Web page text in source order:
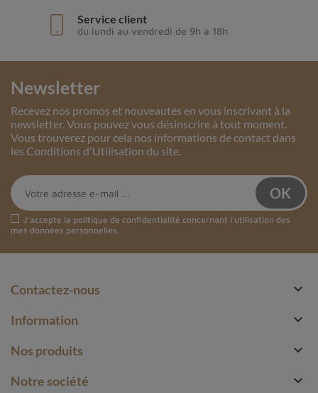
Service client
du lundi au vendredi de 9h à 18h
Newsletter
Recevez nos promos et nouveautés en vous inscrivant à la
newsletter. Vous pouvez vous désinscrire à tout moment.
Vous trouverez pour cela nos informations de contact dans
les Conditions d'Utilisation du site.
J'accepte la politique de confidentialité concernant l'utilisation des
mes données personnelles.
Contactez-nous 
Information 
Nos produits 
Notre société 